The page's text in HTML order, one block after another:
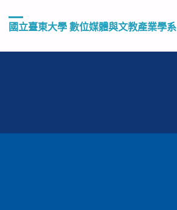
國立臺東大學 數位媒體與文教產業學系